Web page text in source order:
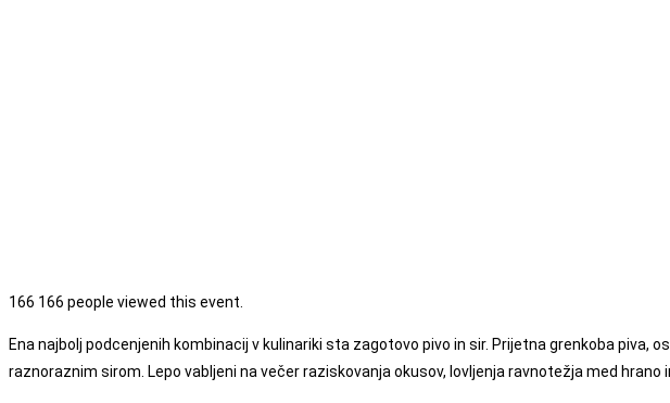
166 166 people viewed this event.
Ena najbolj podcenjenih kombinacij v kulinariki sta zagotovo pivo in sir. Prijetna grenkoba
raznoraznim sirom. Lepo vabljeni na večer raziskovanja okusov, lovljenja ravnotežja med